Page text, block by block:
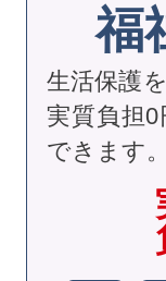
福
生活保護
実質負担
できます。